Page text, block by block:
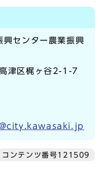
興センター農業振興
津区梶ヶ谷2-1-7
コンテンツ番号121509